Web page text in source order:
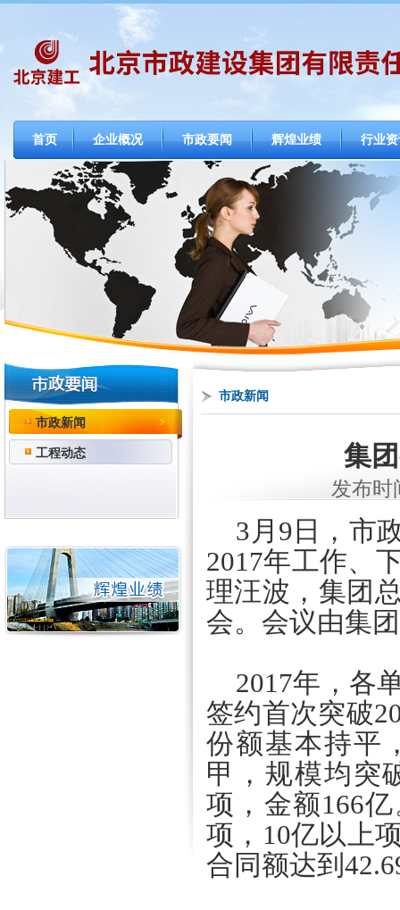
首页 企业概况 市政要闻 辉煌业绩 行业
市政新闻
工程动态
市政新闻
集
发布时
3月9日，市
2017年工作、
理汪波，集团
会。会议由集
2017年，各
签约首次突破
份额基本持平
甲，规模均突
项，金额166
项，10亿以上
合同额达到